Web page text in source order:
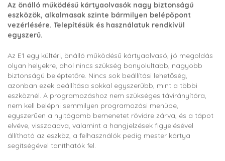
Az önálló működésű kártyaolvasók nagy biztonságú
eszközök, alkalmasak szinte bármilyen belépőpont
vezérlésére. Telepítésük és használatuk rendkívül
egyszerű.
Az E1 egy kültéri, önálló működésű kártyaolvasó, jó megoldás
olyan helyekre, ahol nincs szükség bonyolultabb, nagyobb
biztonságú beléptetőre. Nincs sok beállítási lehetőség,
azonban ezek beállítása sokkal egyszerűbb, mint a többi
eszköznél. A programozáshoz nem szükséges távirányítóra,
nem kell belépni semmilyen programozási menübe,
egyszerűen a nyitógomb bemenetet rövidre zárva, és a tápot
elvéve, visszaadva, valamint a hangjelzések figyelésével
állítható az eszköz, a felhasználók pedig mester kártya
segítségével taníthatók fel.